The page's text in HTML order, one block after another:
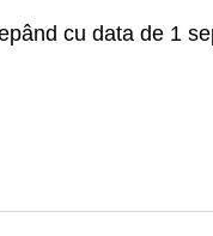
cu data de 1